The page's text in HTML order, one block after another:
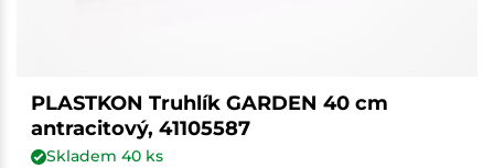
PLASTKON Truhlík GARDEN 40 cm
antracitový, 41105587
Skladem 40ks